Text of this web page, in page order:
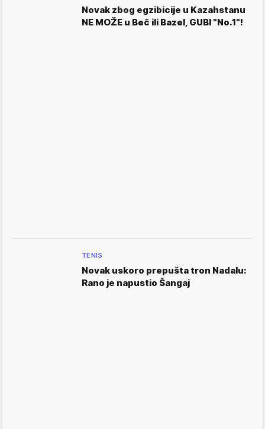
Novak zbog egzibicije u Kazahstanu
NE MOŽE u Beč ili Bazel, GUBI "No.1"!
TENIS
Novak uskoro prepušta tron Nadalu:
Rano je napustio Šangaj